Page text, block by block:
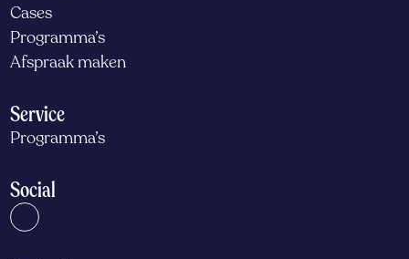
Cases
Programma’s
Afspraak maken
Service
Programma’s
Social